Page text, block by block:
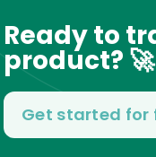
Ready to
product? 🚀
Get started for